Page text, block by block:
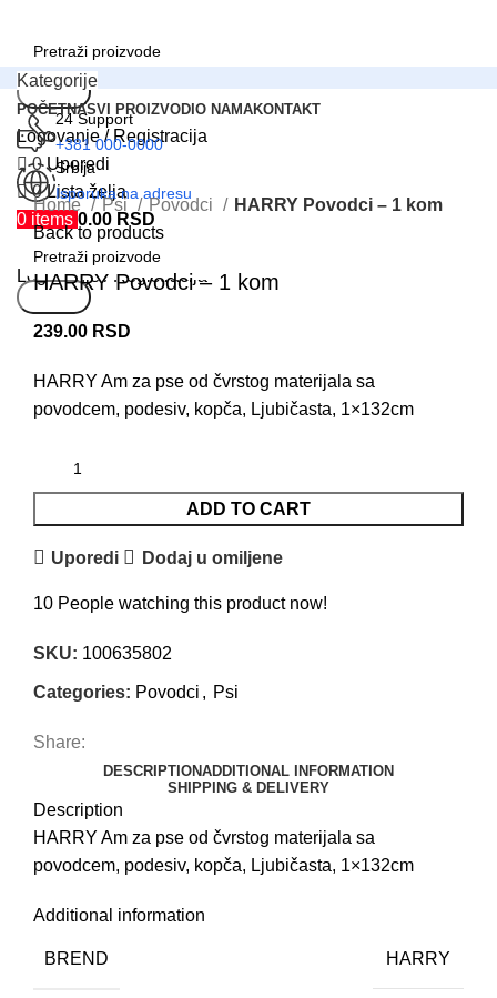
Search
24 Support
+381 000-0000
Srbija
Isporuka na adresu
Meni
Logovanje / Registracija
Kategorije
POČETNASVI PROIZVODI O NAMAKONTAKT
Logovanje / Registracija
0 Uporedi
0Lista želja
0 items 0.00 RSD
Click to enlarge
Home
Psi Povodci
HARRY Povodci – 1 kom
Back to products
HARRY Povodci – 1 kom
239.00 RSD
HARRY Am za pse od čvrstog materijala sa
povodcem, podesiv, kopča, Ljubičasta, 1×132cm
ADD TO CART
Uporedi Dodaj u omiljene
10 People watching this product now!
SKU: 100635802
Categories: Povodci , Psi
Share:
DESCRIPTIONADDITIONAL INFORMATION
SHIPPING & DELIVERY
Description
HARRY Am za pse od čvrstog materijala sa
povodcem, podesiv, kopča, Ljubičasta, 1×132cm
Additional information
BREND HARRY